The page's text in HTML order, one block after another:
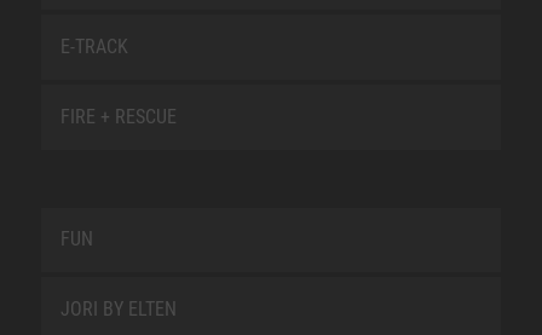
E-TRACK
FIRE + RESCUE
FUN
JORI BY ELTEN